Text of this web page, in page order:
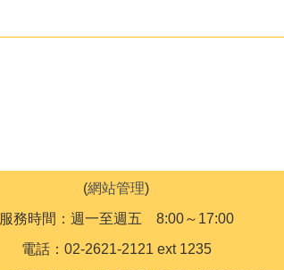
(網站管理)
服務時間：週一至週五 8:00～17:00
電話：02-2621-2121 ext 1235